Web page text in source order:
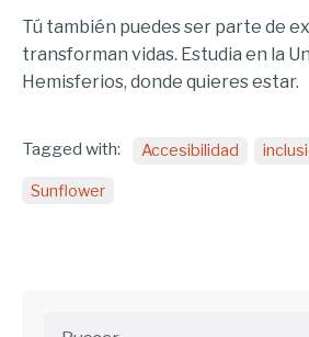
Tú también puedes ser parte de
transforman vidas. Estudia en la
Hemisferios, donde quieres estar.
Tagged with: Accesibilidad
Sunflower